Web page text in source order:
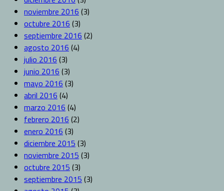
noviembre 2016 (3)
octubre 2016 (3)
septiembre 2016 (2)
agosto 2016 (4)
julio 2016 (3)
junio 2016 (3)
mayo 2016 (3)
abril 2016 (4)
marzo 2016 (4)
febrero 2016 (2)
enero 2016 (3)
diciembre 2015 (3)
noviembre 2015 (3)
octubre 2015 (3)
septiembre 2015 (3)